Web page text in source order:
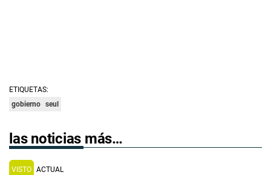
ETIQUETAS:
gobierno seul
las noticias más…
VISTO ACTUAL